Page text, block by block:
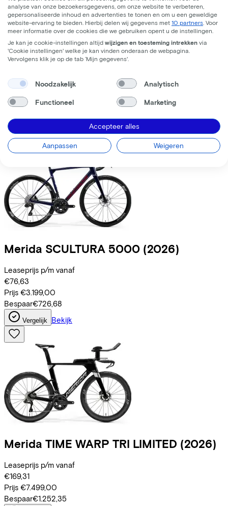
Trek Fuel+ LX 9.8 XT Gen 2 (2026)
Leaseprijs p/m vanaf
€195,63
Prijs €8.699,00
Merida SCULTURA 5000 (2026)
Leaseprijs p/m vanaf
€76,63
Prijs €3.199,00
Bespaar€726,68
Vergelijk Bekijk
Merida TIME WARP TRI LIMITED (2026)
Leaseprijs p/m vanaf
€169,31
Prijs €7.499,00
Bespaar€1.252,35
analyse van onze bezoekersgegevens, om onze website te verbeteren,
gepersonaliseerde inhoud en advertenties te tonen en om u een geweldige
website-ervaring te bieden. Hierbij delen wij gegevens met 10 partners . Voor
meer informatie over de cookies die we gebruiken opent u de instellingen.
Je kan je cookie-instellingen altijd wijzigen en toesteming intrekken via
'Cookie instellingen' welke je kan vinden onderaan de webpagina.
Vervolgens klik je op de tab ‘Mijn gegevens'.
Noodzakelijk Analytisch
Functioneel Marketing
Accepteer alles
Aanpassen Weigeren